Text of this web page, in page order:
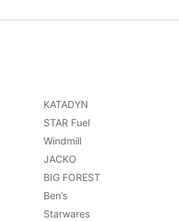
KATADYN
STAR Fuel
Windmill
JACKO
BIG FOREST
Ben’s
Starwares